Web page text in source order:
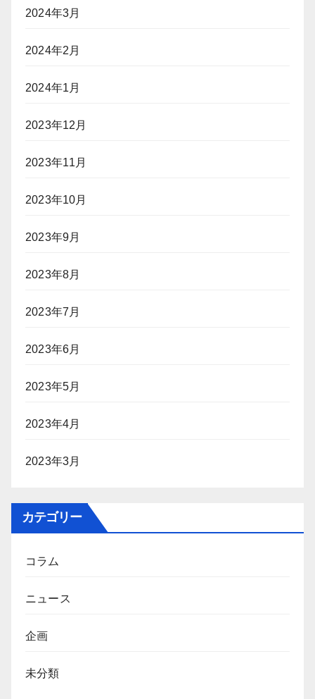
2024年3月
2024年2月
2024年1月
2023年12月
2023年11月
2023年10月
2023年9月
2023年8月
2023年7月
2023年6月
2023年5月
2023年4月
2023年3月
カテゴリー
コラム
ニュース
企画
未分類